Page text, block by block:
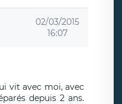
02/03/2015
16:07
vit avec moi, avec
depuis 2 ans.